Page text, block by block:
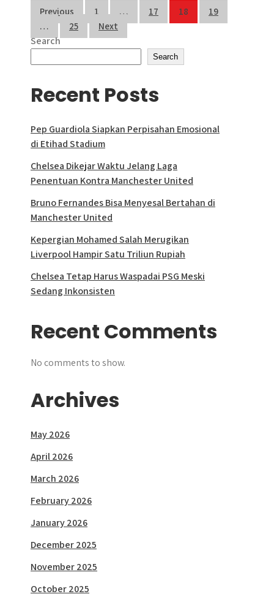
Posts
pagination
Previous 1 … 17 18
19
…
25 Next
Search
Search
Recent Posts
Pep Guardiola Siapkan Perpisahan Emosional
di Etihad Stadium
Chelsea Dikejar Waktu Jelang Laga
Penentuan Kontra Manchester United
Bruno Fernandes Bisa Menyesal Bertahan di
Manchester United
Kepergian Mohamed Salah Merugikan
Liverpool Hampir Satu Triliun Rupiah
Chelsea Tetap Harus Waspadai PSG Meski
Sedang Inkonsisten
Recent Comments
No comments to show.
Archives
May 2026
April 2026
March 2026
February 2026
January 2026
December 2025
November 2025
October 2025